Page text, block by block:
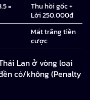
=
Thu hồi gốc +
Lời 250.000đ
Mất trắng tiền
cược
Lan ở vòng loại
có/không (Penalty